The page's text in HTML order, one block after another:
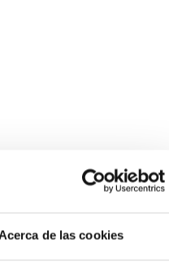
Acerca de las cookies